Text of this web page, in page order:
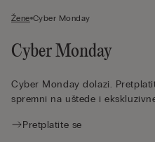
Žene Cyber Monday
Cyber Monday
Cyber Monday dolazi.
spremni na uštede i
Pretplatite se